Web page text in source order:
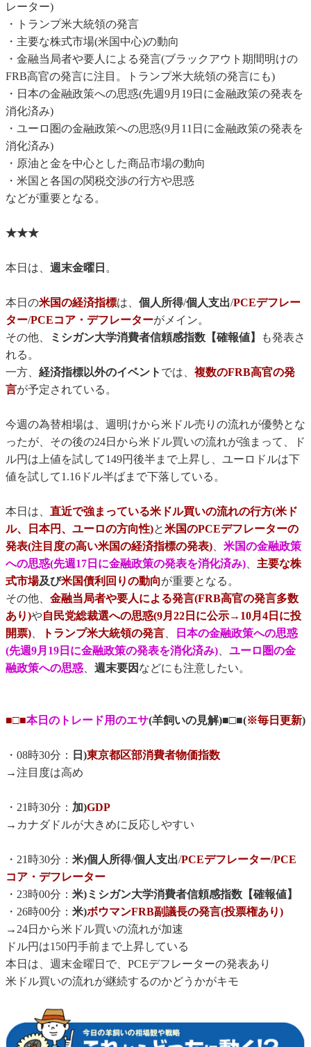
レーター)
・トランプ米大統領の発言
・主要な株式市場(米国中心)の動向
・金融当局者や要人による発言(ブラックアウト期間明けの
FRB高官の発言に注目。トランプ米大統領の発言にも)
・日本の金融政策への思惑(先週9月19日に金融政策の発表を
消化済み)
・ユーロ圏の金融政策への思惑(9月11日に金融政策の発表を
消化済み)
・原油と金を中心とした商品市場の動向
・米国と各国の関税交渉の行方や思惑
などが重要となる。
★★★
本日は、 週末金曜日 。
本日の米国の経済指標は、 個人所得/個人支出/PCEデフレー
ター/PCEコア・デフレーターがメイン。
その他、
ミシガン大学消費者信頼感指数【確報値】
も発表さ
れる。
一方、 経済指標以外のイベント では、 複数のFRB高官の発
言が予定されている。
今週の為替相場は、週明けから米ドル売りの流れが優勢とな
ったが、その後の24日から米ドル買いの流れが強まって、ド
ル円は上値を試して149円後半まで上昇し、ユーロドルは下
値を試して1.16ドル半ばまで下落している。
本日は、 直近で強まっている米ドル買いの流れの行方(米ド
ル、日本円、ユーロの方向性)と米国のPCEデフレーターの
発表(注目度の高い米国の経済指標の発表)、 米国の金融政策
への思惑(先週17日に金融政策の発表を消化済み)、 主要な株
式市場及び米国債利回りの動向が重要となる。
その他、 金融当局者や要人による発言(FRB高官の発言多数
あり)や自民党総裁選への思惑(9月22日に公示→10月4日に投
開票)、 トランプ米大統領の発言、
日本の金融政策への思惑
(先週9月19日に金融政策の発表を消化済み)、 ユーロ圏の金
融政策への思惑、 週末要因 などにも注意したい。
■□■本日のトレード用のエサ(羊飼いの見解)■□■(※毎日更新)
・08時30分： 日)東京都区部消費者物価指数
→注目度は高め
・21時30分： 加)GDP
→カナダドルが大きめに反応しやすい
・21時30分： 米)個人所得/個人支出/PCEデフレーター/PCE
コア・デフレーター
・23時00分： 米)ミシガン大学消費者信頼感指数【確報値】
・26時00分： 米)ボウマンFRB副議長の発言(投票権あり)
→24日から米ドル買いの流れが加速
ドル円は150円手前まで上昇している
本日は、週末金曜日で、PCEデフレーターの発表あり
米ドル買いの流れが継続するのかどうかがキモ